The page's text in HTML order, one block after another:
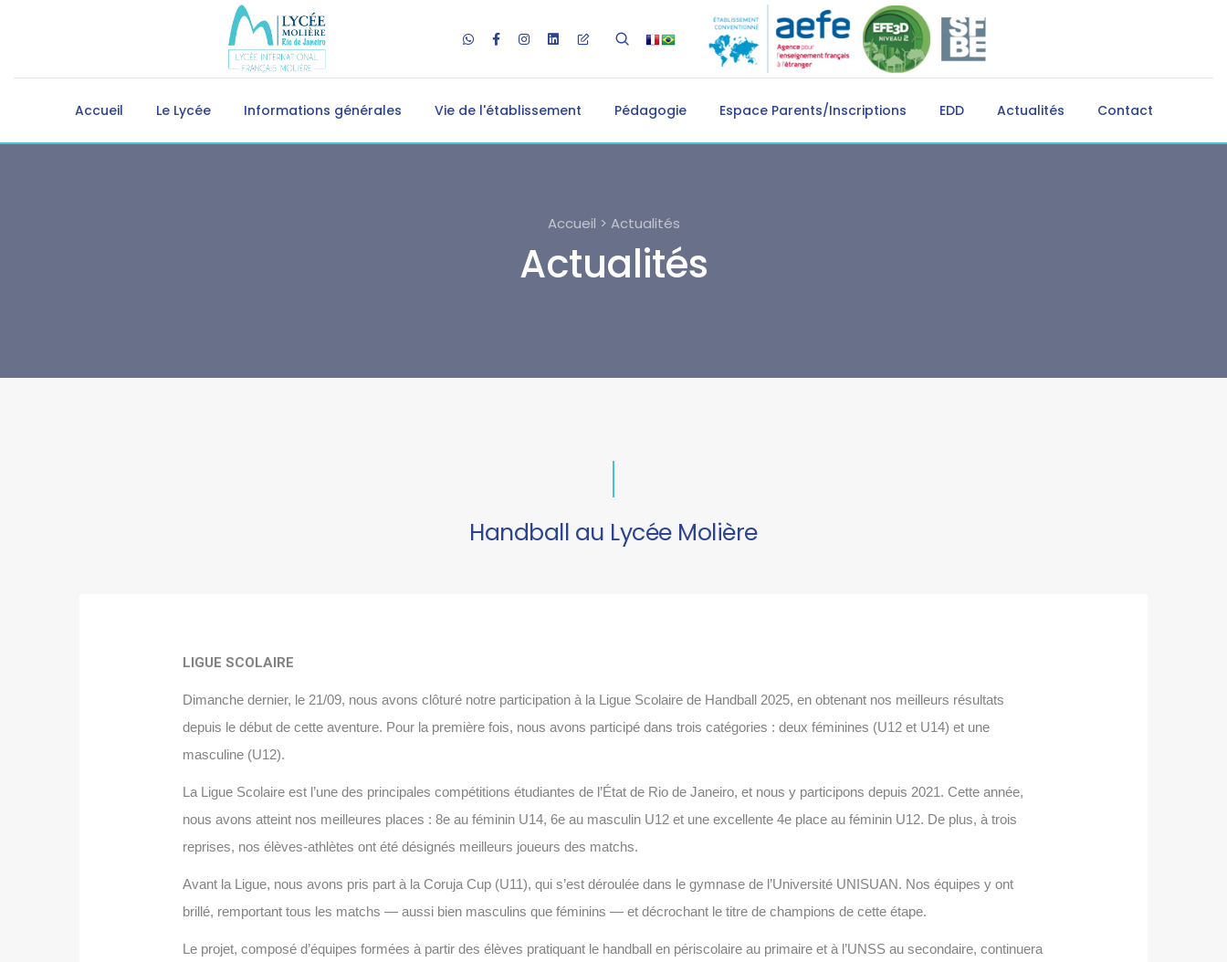
Accueil Le Lycée Informations générales Vie de l'établissement Pédagogie Espace Parents/Inscriptions EDD Actualités Contact
Accueil > Actualités
Actualités
Handball au Lycée Molière
LIGUE SCOLAIRE
Dimanche dernier, le 21/09, nous avons clôturé notre participation à la Ligue Scolaire de Handball 2025, en obtenant nos meilleurs résultats
depuis le début de cette aventure. Pour la première fois, nous avons participé dans trois catégories : deux féminines (U12 et U14) et une
masculine (U12).
La Ligue Scolaire est l’une des principales compétitions étudiantes de l’État de Rio de Janeiro, et nous y participons depuis 2021. Cette année,
nous avons atteint nos meilleures places : 8e au féminin U14, 6e au masculin U12 et une excellente 4e place au féminin U12. De plus, à trois
reprises, nos élèves-athlètes ont été désignés meilleurs joueurs des matchs.
Avant la Ligue, nous avons pris part à la Coruja Cup (U11), qui s’est déroulée dans le gymnase de l’Université UNISUAN. Nos équipes y ont
brillé, remportant tous les matchs — aussi bien masculins que féminins — et décrochant le titre de champions de cette étape.
Le projet, composé d’équipes formées à partir des élèves pratiquant le handball en périscolaire au primaire et à l’UNSS au secondaire, continuera